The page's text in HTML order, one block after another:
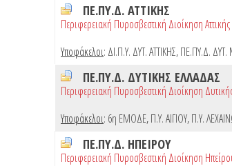
ΠΕ.ΠΥ.Δ. ΑΤΤΙΚΗΣ
Περιφερειακή Πυροσβεστική Διοίκηση Αττικής
Υποφάκελοι: ΔΙ.Π.Υ. ΔΥΤ. ΑΤΤΙΚΗΣ,ΠΕ.ΠΥ.Δ.
ΠΕ.ΠΥ.Δ. ΔΥΤΙΚΗΣ ΕΛΛΑΔΑΣ
Περιφερειακή Πυροσβεστική Διοίκηση
Υποφάκελοι: 6η ΕΜΟΔΕ,Π.Υ. ΑΙΓΙΟΥ,Π.Υ.
ΠΕ.ΠΥ.Δ. ΗΠΕΙΡΟΥ
Περιφερειακή Πυροσβεστική Διοίκηση